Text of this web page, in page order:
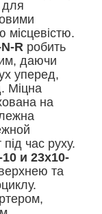
для
місцевістю.
R робить
даючи
уперед,
Міцна
на
час руху.
и 23x10-
та